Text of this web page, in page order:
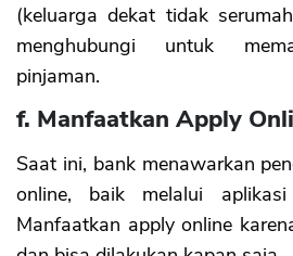
(keluarga dekat tidak
menghubungi untuk
pinjaman.
f. Manfaatkan Apply
Saat ini, bank menawarkan
online, baik melalui
Manfaatkan apply online